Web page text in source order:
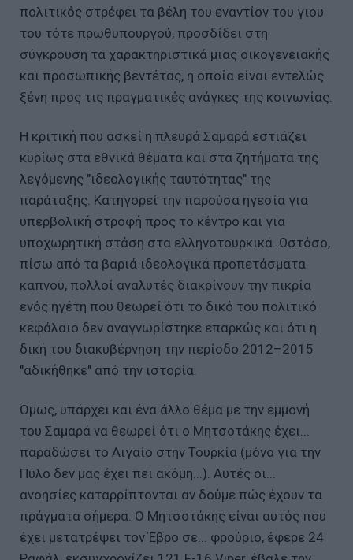
πολιτικός στρέφει τα βέλη του εναντίον του γιου
του τότε πρωθυπουργού, προσδίδει στη
σύγκρουση τα χαρακτηριστικά μιας οικογενειακής
και προσωπικής βεντέτας, η οποία είναι εντελώς
ξένη προς τις πραγματικές ανάγκες της κοινωνίας.
Η κριτική που ασκεί η πλευρά Σαμαρά εστιάζει
κυρίως στα εθνικά θέματα και στα ζητήματα της
λεγόμενης "ιδεολογικής ταυτότητας" της
παράταξης. Κατηγορεί την παρούσα ηγεσία για
υπερβολική στροφή προς το κέντρο και για
υποχωρητική στάση στα ελληνοτουρκικά. Ωστόσο,
πίσω από τα βαριά ιδεολογικά προπετάσματα
καπνού, πολλοί αναλυτές διακρίνουν την πικρία
ενός ηγέτη που θεωρεί ότι το δικό του πολιτικό
κεφάλαιο δεν αναγνωρίστηκε επαρκώς και ότι η
δική του διακυβέρνηση την περίοδο 2012–2015
"αδικήθηκε" από την ιστορία.
Όμως, υπάρχει και ένα άλλο θέμα με την εμμονή
του Σαμαρά να θεωρεί ότι ο Μητσοτάκης έχει...
παραδώσει το Αιγαίο στην Τουρκία (μόνο για την
Πύλο δεν μας έχει πει ακόμη...). Αυτές οι...
ανοησίες καταρρίπτονται αν δούμε πώς έχουν τα
πράγματα σήμερα. Ο Μητσοτάκης είναι αυτός που
έχει μετατρέψει τον Έβρο σε... φρούριο, έφερε 24